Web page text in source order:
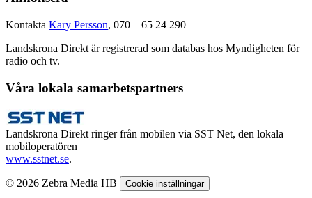
Kontakta Kary Persson, 070 – 65 24 290
Landskrona Direkt är registrerad som databas hos Myndigheten för
radio och tv.
Våra lokala samarbetspartners
Landskrona Direkt ringer från mobilen via SST Net, den lokala
mobiloperatören
www.sstnet.se.
© 2026 Zebra Media HB Cookie inställningar